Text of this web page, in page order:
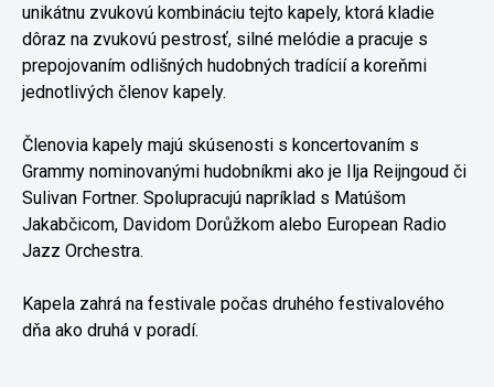
unikátnu zvukovú kombináciu tejto kapely, ktorá kladie
dôraz na zvukovú pestrosť, silné melódie a pracuje s
prepojovaním odlišných hudobných tradícií a koreňmi
jednotlivých členov kapely.
Členovia kapely majú skúsenosti s koncertovaním s
Grammy nominovanými hudobníkmi ako je Ilja Reijngoud či
Sulivan Fortner. Spolupracujú napríklad s Matúšom
Jakabčicom, Davidom Dorůžkom alebo European Radio
Jazz Orchestra.
Kapela zahrá na festivale počas druhého festivalového
dňa ako druhá v poradí.